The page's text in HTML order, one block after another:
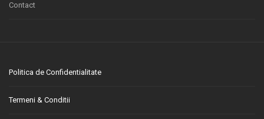
Contact
Politica de Confidentialitate
Termeni & Conditii